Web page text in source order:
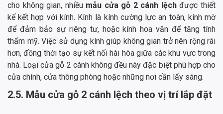
cho không gian, nhiều mẫu cửa gỗ 2 cánh lệchđược thiết
kế kết hợp với kính. Kính là kính cường lực an toàn, kính mờ
để đảm bảo sự riêng tư, hoặc kính hoa văn để tăng tính
thẩm mỹ. Việc sử dụng kính giúp không gian trở nên rộng rãi
hơn, đồng thời tạo sự kết nối hài hòa giữa các khu vực trong
nhà. Loại cửa gỗ 2 cánh không đều này đặc biệt phù hợp cho
cửa chính, cửa thông phòng hoặc những nơi cần lấy sáng.
2.5. Mẫu cửa gỗ 2 cánh lệch theo vị trí lắp đặt